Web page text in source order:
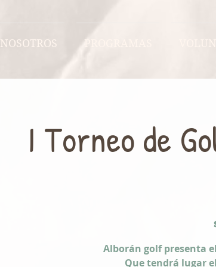
NOSOTROS PROGRAMAS
I Torneo de
Alborán golf presenta
Que tendrá lugar